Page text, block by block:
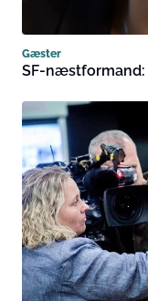
Gæster
SF-